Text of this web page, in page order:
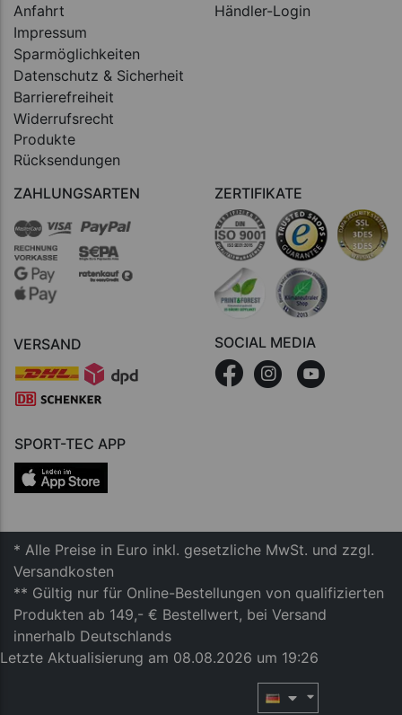
Anfahrt
Impressum
Sparmöglichkeiten
Datenschutz & Sicherheit
Barrierefreiheit
Widerrufsrecht
Produkte
Rücksendungen
Händler-Login
ZAHLUNGSARTEN
VERSAND
ZERTIFIKATE
SOCIAL MEDIA
SPORT-TEC APP
* Alle Preise in Euro inkl. gesetzliche MwSt. und zzgl.
Versandkosten
** Gültig nur für Online-Bestellungen von qualifizierten
Produkten ab 149,- € Bestellwert, bei Versand
innerhalb Deutschlands
Letzte Aktualisierung am 08.08.2026 um 19:26